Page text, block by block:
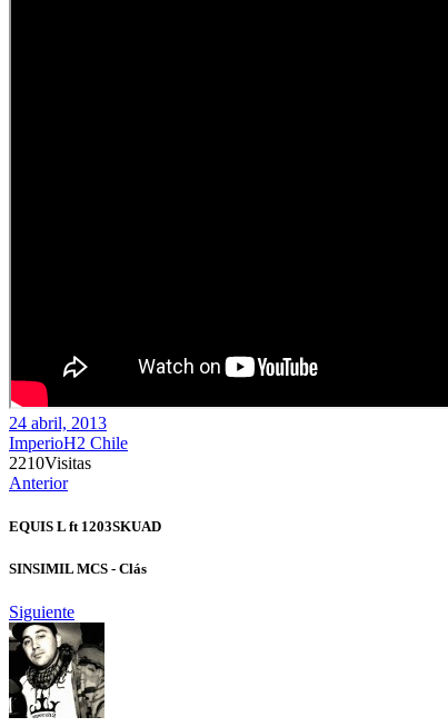
24 abril, 2013
ImperioH2 Chile
2210Visitas
Anterior
EQUIS L ft 1203SKUAD
SINSIMIL MCS - Clás
Siguiente